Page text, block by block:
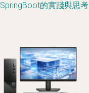
SpringBoot的實踐與思考